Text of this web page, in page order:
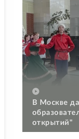
В Москве
открытий"